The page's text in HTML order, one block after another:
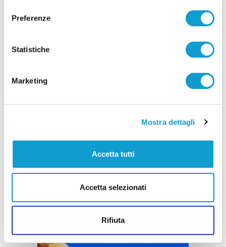
Preferenze
Statistiche
Marketing
Mostra dettagli
Accetta tutti
Accetta selezionati
Rifiuta